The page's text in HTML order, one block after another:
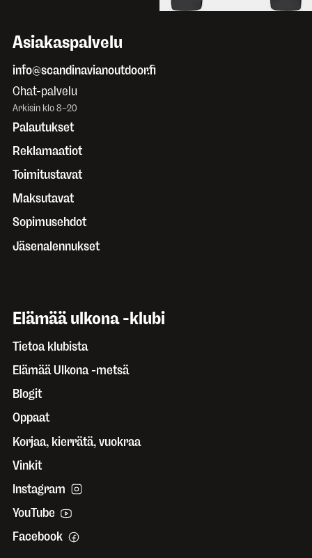
Asiakaspalvelu
info@scandinavianoutdoor.fi
Chat-palvelu
Arkisin klo 8–20
Palautukset
Reklamaatiot
Toimitustavat
Maksutavat
Sopimusehdot
Jäsenalennukset
Elämää ulkona -klubi
Tietoa klubista
Elämää Ulkona -metsä
Blogit
Oppaat
Korjaa, kierrätä, vuokraa
Vinkit
Instagram
YouTube
Facebook